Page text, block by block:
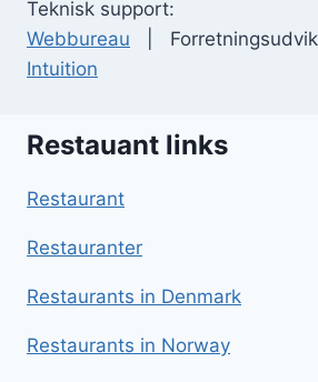
Teknisk support:
Webbureau |
Intuition
Restauant links
Restaurant
Restauranter
Restaurants in Denmark
Restaurants in Norway